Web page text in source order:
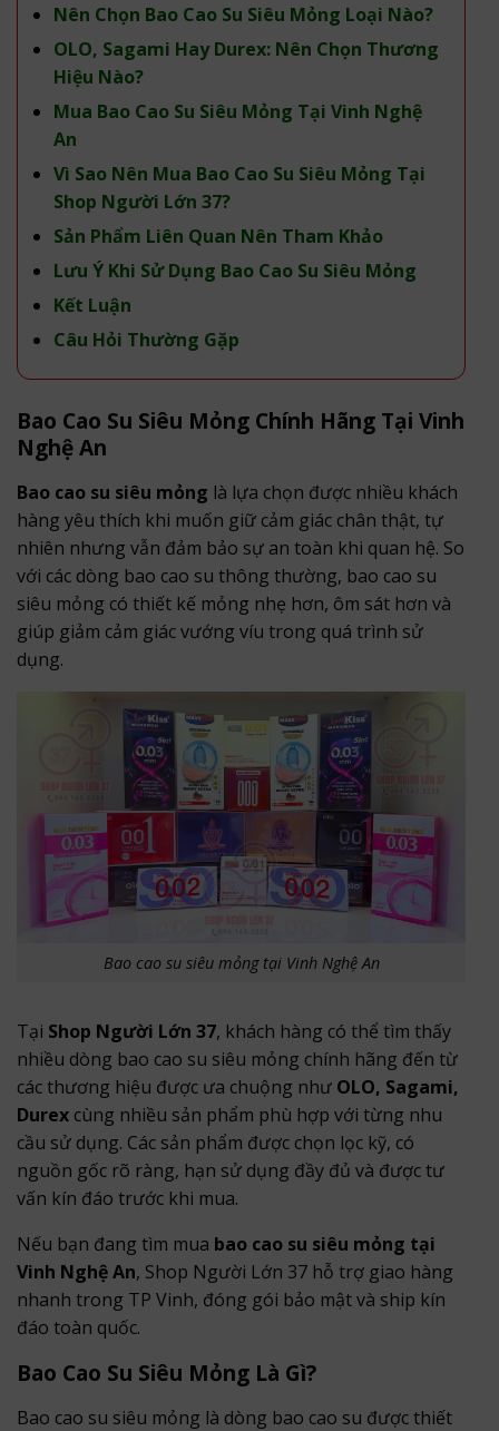
Nên Chọn Bao Cao Su Siêu Mỏng Loại Nào?
OLO, Sagami Hay Durex: Nên Chọn Thương
Hiệu Nào?
Mua Bao Cao Su Siêu Mỏng Tại Vinh Nghệ
An
Vì Sao Nên Mua Bao Cao Su Siêu Mỏng Tại
Shop Người Lớn 37?
Sản Phẩm Liên Quan Nên Tham Khảo
Lưu Ý Khi Sử Dụng Bao Cao Su Siêu Mỏng
Kết Luận
Câu Hỏi Thường Gặp
Bao Cao Su Siêu Mỏng Chính Hãng Tại Vinh
Nghệ An
Bao cao su siêu mỏng là lựa chọn được nhiều khách
hàng yêu thích khi muốn giữ cảm giác chân thật, tự
nhiên nhưng vẫn đảm bảo sự an toàn khi quan hệ. So
với các dòng bao cao su thông thường, bao cao su
siêu mỏng có thiết kế mỏng nhẹ hơn, ôm sát hơn và
giúp giảm cảm giác vướng víu trong quá trình sử
dụng.
Bao cao su siêu mỏng tại Vinh Nghệ An
Tại Shop Người Lớn 37, khách hàng có thể tìm thấy
nhiều dòng bao cao su siêu mỏng chính hãng đến từ
các thương hiệu được ưa chuộng như OLO, Sagami,
Durex cùng nhiều sản phẩm phù hợp với từng nhu
cầu sử dụng. Các sản phẩm được chọn lọc kỹ, có
nguồn gốc rõ ràng, hạn sử dụng đầy đủ và được tư
vấn kín đáo trước khi mua.
Nếu bạn đang tìm mua bao cao su siêu mỏng tại
Vinh Nghệ An, Shop Người Lớn 37 hỗ trợ giao hàng
nhanh trong TP Vinh, đóng gói bảo mật và ship kín
đáo toàn quốc.
Bao Cao Su Siêu Mỏng Là Gì?
Bao cao su siêu mỏng là dòng bao cao su được thiết